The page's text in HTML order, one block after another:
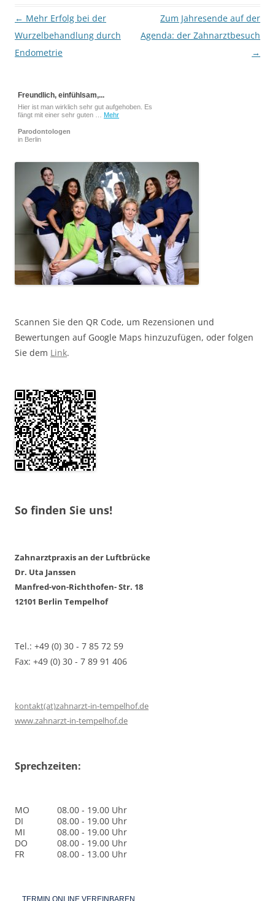
Beitragsnavigation
← Mehr Erfolg bei der
Wurzelbehandlung durch
Endometrie
Zum Jahresende auf der
Agenda: der Zahnarztbesuch
→
Freundlich, einfühlsam,...
Hier ist man wirklich sehr gut aufgehoben. Es
fängt mit einer sehr guten … Mehr
Parodontologen
in Berlin
Scannen Sie den QR Code, um Rezensionen und
Bewertungen auf Google Maps hinzuzufügen, oder folgen
Sie dem Link.
So finden Sie uns!
Zahnarztpraxis an der Luftbrücke
Dr. Uta Janssen
Manfred-von-Richthofen- Str. 18
12101 Berlin Tempelhof
Tel.: +49 (0) 30 - 7 85 72 59
Fax: +49 (0) 30 - 7 89 91 406
kontakt(at)zahnarzt-in-tempelhof.de
www.zahnarzt-in-tempelhof.de
Sprechzeiten:
MO
08.00 - 19.00 Uhr
DI
08.00 - 19.00 Uhr
MI
08.00 - 19.00 Uhr
DO
08.00 - 19.00 Uhr
FR
08.00 - 13.00 Uhr
TERMIN ONLINE VEREINBAREN